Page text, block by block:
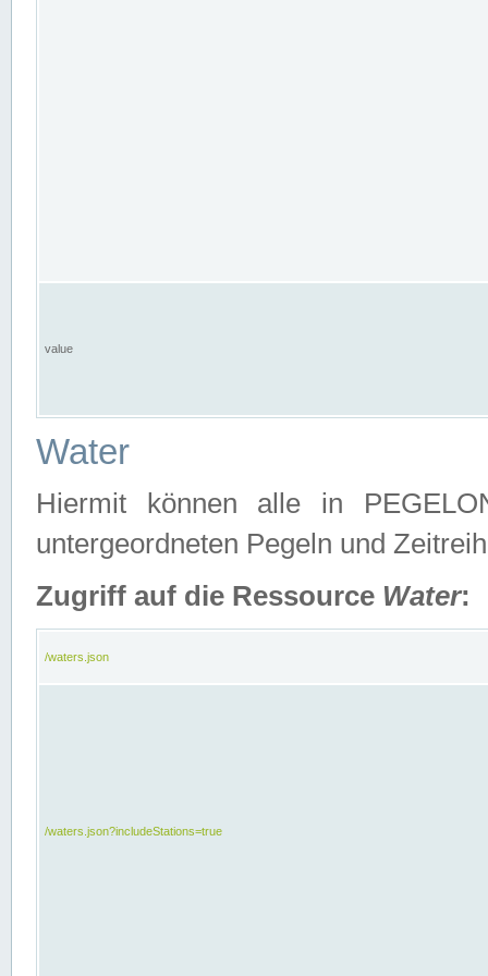
value
Water
Hiermit können alle in
untergeordneten Pegeln und
Zugriff auf die Ressource Water:
/waters.json
/waters.json?includeStations=true